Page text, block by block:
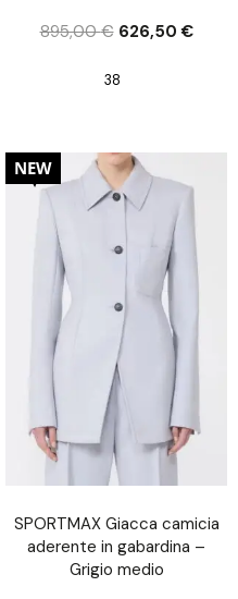
895,00€ 626,50€
38
30%
NEW
SPORTMAX Giacca camicia
aderente in gabardina –
Grigio medio